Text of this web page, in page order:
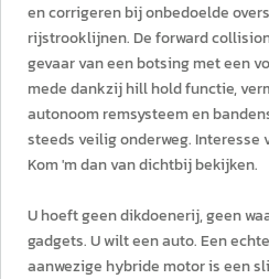
en corrigeren bij onbedoelde
rijstrooklijnen. De forward
gevaar van een botsing met een
mede dankzij hill hold functie,
autonoom remsysteem en
steeds veilig onderweg. Interesse
Kom 'm dan van dichtbij bekijken.
U hoeft geen dikdoenerij, geen
gadgets. U wilt een auto. Een
aanwezige hybride motor is een